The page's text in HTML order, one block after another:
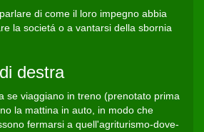
di come il loro impegno abbia
la societá o a vantarsi della sbornia
destra
se viaggiano in treno (prenotato prima
la mattina in auto, in modo che
fermarsi a quell'agriturismo-dove-